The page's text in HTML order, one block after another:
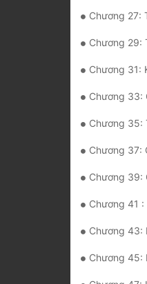
Chương 27:
Chương 29:
Chương 31:
Chương 33:
Chương 35:
Chương 37:
Chương 39:
Chương 41
Chương 43:
Chương 45: